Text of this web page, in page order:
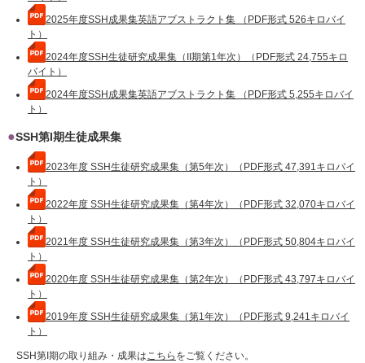
2025年度SSH成果集英語アブストラクト集 （PDF形式 526キロバイ
ト）
2024年度SSH生徒研究成果集（II期第1年次）（PDF形式 24,755キロ
バイト）
2024年度SSH成果集英語アブストラクト集 （PDF形式 5,255キロバイ
ト）
SSH第I期生徒成果集
2023年度 SSH生徒研究成果集（第5年次）（PDF形式 47,391キロバイ
ト）
2022年度 SSH生徒研究成果集（第4年次）（PDF形式 32,070キロバイ
ト）
2021年度 SSH生徒研究成果集（第3年次）（PDF形式 50,804キロバイ
ト）
2020年度 SSH生徒研究成果集（第2年次）（PDF形式 43,797キロバイ
ト）
2019年度 SSH生徒研究成果集（第1年次）（PDF形式 9,241キロバイ
ト）
SSH第I期の取り組み・成果はこちら をご覧ください。